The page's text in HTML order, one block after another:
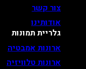
צור קשר
אודותינו
גלריית תמונות
ארונות אמבטיה
ארונות טלוויזיה